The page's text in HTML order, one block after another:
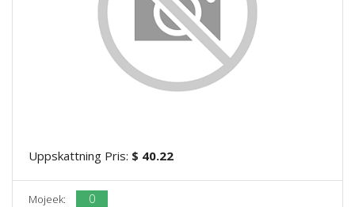
Uppskattning Pris: $ 40.22
Mojeek: 0